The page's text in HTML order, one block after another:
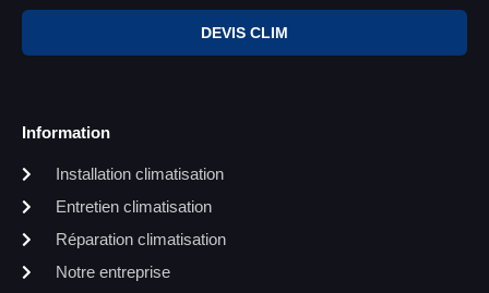
DEVIS CLIM
Information
Installation climatisation
Entretien climatisation
Réparation climatisation
Notre entreprise